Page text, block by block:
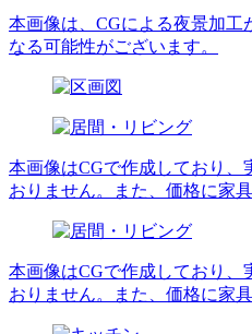
本画像は、CGによる夜景加
なる可能性がございます。
本画像はCGで作成しており、
おりません。また、価格に家
本画像はCGで作成しており、
おりません。また、価格に家